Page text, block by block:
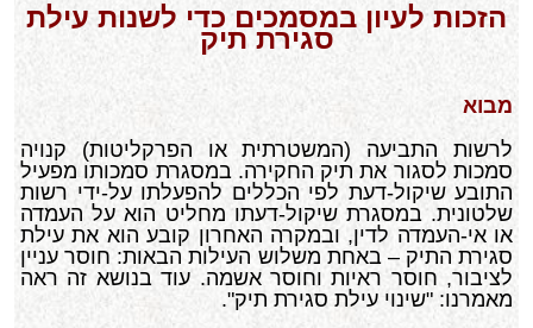
הזכות לעיון במסמכים כדי לשנות עילת
סגירת תיק
מבוא
לרשות התביעה (המשטרתית או הפרקליטות) קנויה
סמכות לסגור את תיק החקירה. במסגרת סמכותו מפעיל
התובע שיקול-דעת לפי הכללים להפעלתו על-ידי רשות
שלטונית. במסגרת שיקול-דעתו מחליט הוא על העמדה
או אי-העמדה לדין, ובמקרה האחרון קובע הוא את עילת
סגירת התיק – באחת משלוש העילות הבאות: חוסר עניין
לציבור, חוסר ראיות וחוסר אשמה. עוד בנושא זה ראה
מאמרנו: "שינוי עילת סגירת תיק".